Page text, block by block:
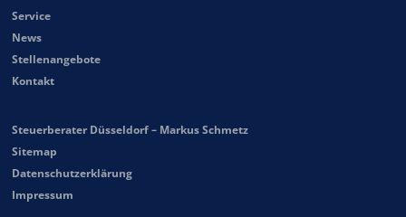
Service
News
Stellenangebote
Kontakt
Steuerberater Düsseldorf – Markus Schmetz
Sitemap
Datenschutzerklärung
Impressum